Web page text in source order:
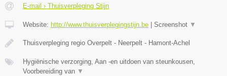
E-mail › Thuisverpleging Stijn
Website: http://www.thuisverplegingstijn.be Screenshot ▼
Thuisverpleging regio Overpelt - Neerpelt - Hamont-Achel
Hygiënische verzorging, Aan -en uitdoen van steunkousen,
Voorbereiding van ▼